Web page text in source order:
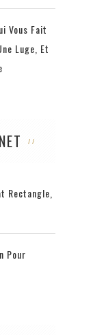
Vous Fait
Luge, Et
Rectangle,
Pour